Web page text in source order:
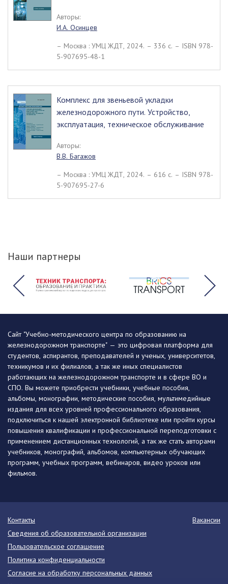
Авторы:
И.А. Осинцев
– Москва : УМЦ ЖДТ, 2024. – 336 c. – ISBN 978-
5-907695-48-1
Комплекс для звеньевой укладки
железнодорожного пути. Устройство,
эксплуатация, техническое обслуживание
Авторы:
В.В. Багажов
– Москва : УМЦ ЖДТ, 2024. – 616 c. – ISBN 978-
5-907695-27-6
Наши партнеры
Сайт "Учебно-методического центра по образованию на
железнодорожном транспорте" — это цифровая платформа для
студентов, аспирантов, преподавателей и ученых, университетов,
техникумов и их филиалов, а так же иных специалистов
работающих на железнодорожном транспорте и в сфере ВО и
СПО. Вы можете приобрести учебники, учебные пособия,
альбомы, монографии, методические пособия, мультимедийные
издания для всех уровней профессионального образования,
подключиться к нашей электронной библиотеке или пройти курсы
повышения квалификации и профессиональной переподготовки с
применением дистанционных технологий, а так же стать авторами
учебников, монографий, альбомов, компьютерных обучающих
программ, учебных программ, вебинаров, видео уроков или
фильмов.
Контакты
Вакансии
Сведения об образовательной организации
Пользовательское соглашение
Политика конфиденциальности
Согласие на обработку персональных данных